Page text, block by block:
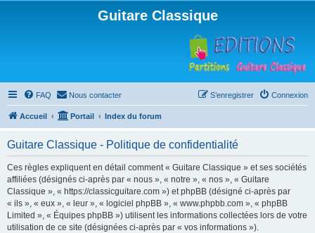
Guitare Classique
FAQ Nous contacter Connexion
S’enregistrer
Accueil Portail Index du forum
Guitare Classique - Politique de confidentialité
Ces règles expliquent en détail comment « Guitare Classique » et ses sociétés
affiliées (désignés ci-après par « nous », « notre », « nos », « Guitare
Classique », « https://classicguitare.com ») et phpBB (désigné ci-après par
« ils », « eux », « leur », « logiciel phpBB », « www.phpbb.com », « phpBB
Limited », « Équipes phpBB ») utilisent les informations collectées lors de votre
utilisation de ce site (désignées ci-après par « vos informations »).